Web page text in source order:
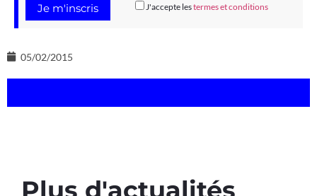
J'accepte lestermes et conditions
05/02/2015
Plus d'actualités